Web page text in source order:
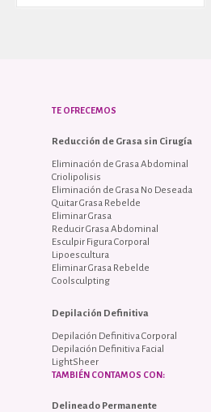
TECNOLOGÍA
TE OFRECEMOS
Reducción de Grasa sin Cirugía
Eliminación de Grasa Abdominal
Criolipolisis
Eliminación de Grasa No Deseada
Quitar Grasa Rebelde
Eliminar Grasa
Reducir Grasa Abdominal
Esculpir Figura Corporal
Lipoescultura
Eliminar Grasa Rebelde
Coolsculpting
Depilación Definitiva
Depilación Definitiva Corporal
Depilación Definitiva Facial
LightSheer
TAMBIÉN CONTAMOS CON:
Delineado Permanente